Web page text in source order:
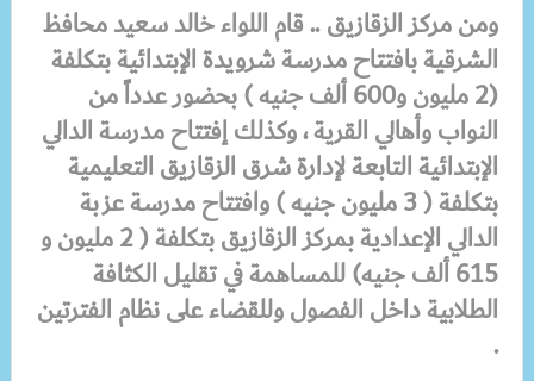
ومن مركز الزقازيق .. قام اللواء خالد سعيد محافظ
الشرقيةبافتتاح مدرسة شرويدة الإبتدائية بتكلفة
(2 مليون و600 ألف جنيه )
بحضور عدداً من
النواب وأهالي القرية ،وكذلك إفتتاح مدرسة الدالي
الإبتدائيةالتابعة لإدارة شرق الزقازيق التعليمية
بتكلفة ( 3 مليون جنيه ) وافتتاح مدرسة عزبة
الدالي الإعداديةبمركز الزقازيق
بتكلفة ( 2 مليون و
615 ألف جنيه)
للمساهمة في تقليل الكثافة
الطلابية داخل الفصول وللقضاء على نظام الفترتين
.